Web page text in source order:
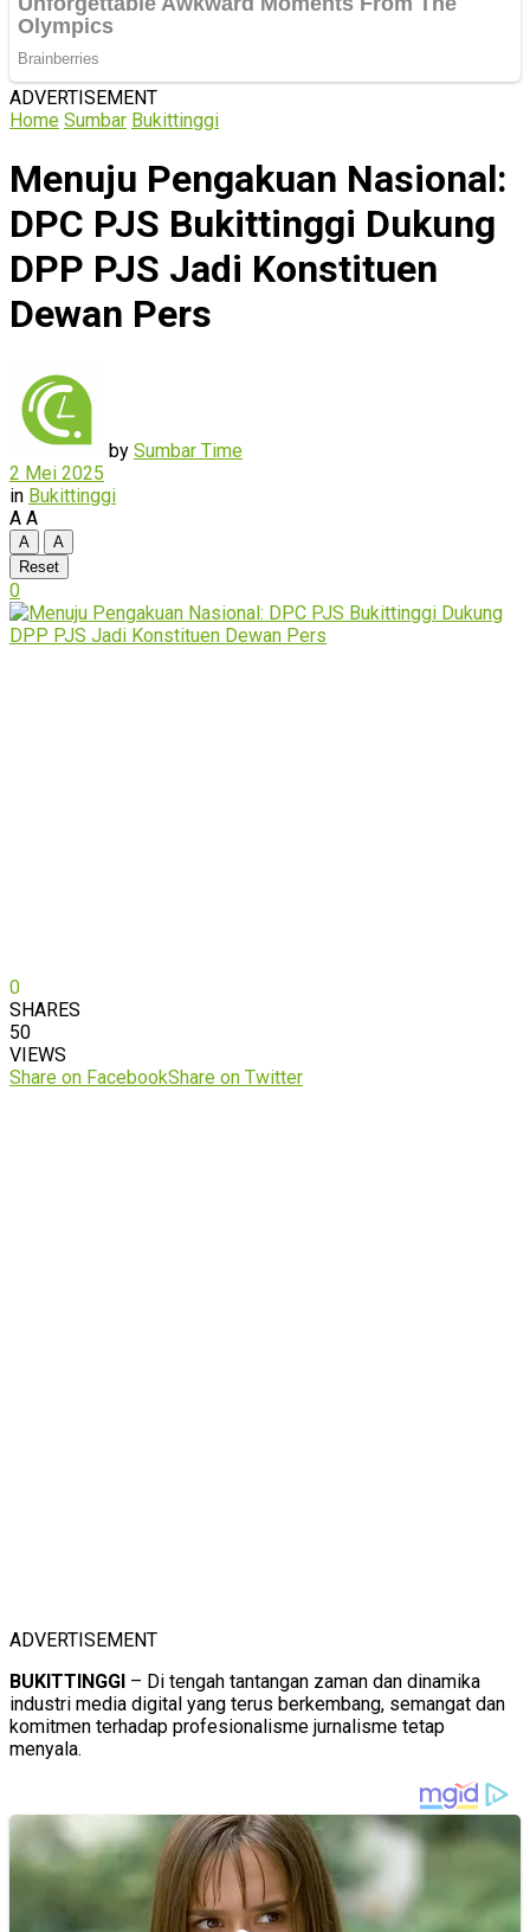
ADVERTISEMENT
Home Sumbar Bukittinggi
Menuju Pengakuan Nasional:
DPC PJS Bukittinggi Dukung
DPP PJS Jadi Konstituen
Dewan Pers
by Sumbar Time
2 Mei 2025
in Bukittinggi
A A
A
A
Reset
0
0
SHARES
50
VIEWS
Share on FacebookShare on Twitter
ADVERTISEMENT
BUKITTINGGI – Di tengah tantangan zaman dan dinamika
industri media digital yang terus berkembang, semangat dan
komitmen terhadap profesionalisme jurnalisme tetap
menyala.